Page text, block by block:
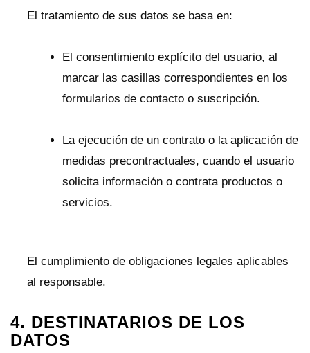
El tratamiento de sus datos se basa en:
El consentimiento explícito del usuario, al
marcar las casillas correspondientes en los
formularios de contacto o suscripción.
La ejecución de un contrato o la aplicación de
medidas precontractuales, cuando el usuario
solicita información o contrata productos o
servicios.
El cumplimiento de obligaciones legales aplicables
al responsable.
4. DESTINATARIOS DE LOS
DATOS